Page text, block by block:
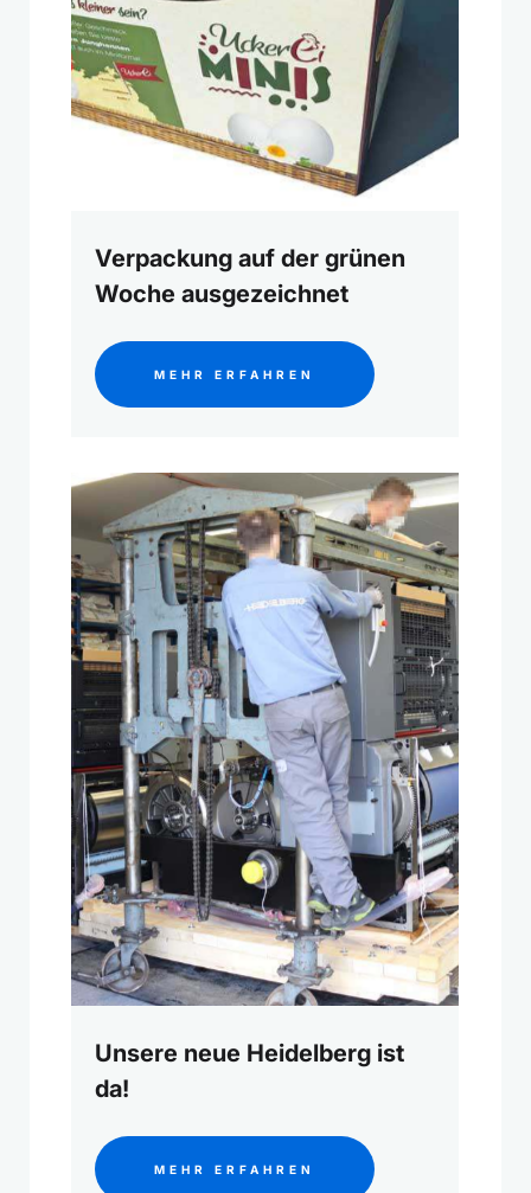
Verpackung auf der grünen
Woche ausgezeichnet
MEHR ERFAHREN
Unsere neue Heidelberg ist
da!
MEHR ERFAHREN